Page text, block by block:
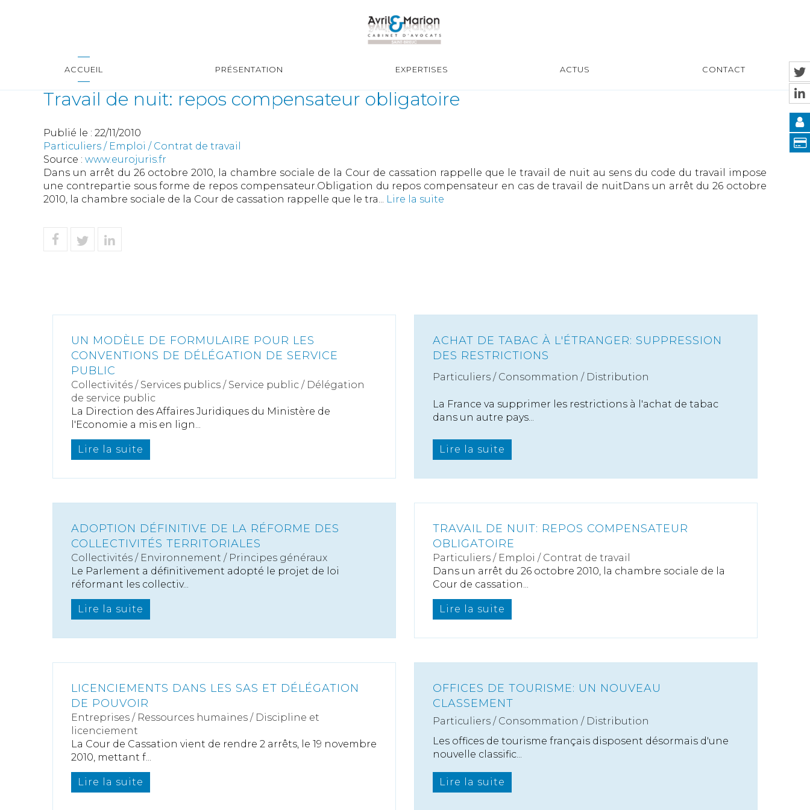
ACCUEIL PRÉSENTATION EXPERTISES ACTUS CONTACT
Travail de nuit: repos compensateur obligatoire
Publié le : 22/11/2010
Particuliers / Emploi / Contrat de travail
Source : www.eurojuris.fr
Dans un arrêt du 26 octobre 2010, la chambre sociale de la Cour de cassation rappelle que le travail de nuit au sens du code du travail impose
une contrepartie sous forme de repos compensateur.Obligation du repos compensateur en cas de travail de nuitDans un arrêt du 26 octobre
2010, la chambre sociale de la Cour de cassation rappelle que le tra... Lire la suite
UN MODÈLE DE FORMULAIRE POUR LES
CONVENTIONS DE DÉLÉGATION DE SERVICE
PUBLIC
Collectivités / Services publics / Service public / Délégation
de service public
La Direction des Affaires Juridiques du Ministère de
l'Economie a mis en lign...
Lire la suite
ACHAT DE TABAC À L'ÉTRANGER: SUPPRESSION
DES RESTRICTIONS
Particuliers / Consommation / Distribution
La France va supprimer les restrictions à l'achat de tabac
dans un autre pays...
Lire la suite
ADOPTION DÉFINITIVE DE LA RÉFORME DES
COLLECTIVITÉS TERRITORIALES
Collectivités / Environnement / Principes généraux
Le Parlement a définitivement adopté le projet de loi
réformant les collectiv...
Lire la suite
TRAVAIL DE NUIT: REPOS COMPENSATEUR
OBLIGATOIRE
Particuliers / Emploi / Contrat de travail
Dans un arrêt du 26 octobre 2010, la chambre sociale de la
Cour de cassation...
Lire la suite
LICENCIEMENTS DANS LES SAS ET DÉLÉGATION
DE POUVOIR
Entreprises / Ressources humaines / Discipline et
licenciement
La Cour de Cassation vient de rendre 2 arrêts, le 19 novembre
2010, mettant f...
Lire la suite
OFFICES DE TOURISME: UN NOUVEAU
CLASSEMENT
Particuliers / Consommation / Distribution
Les offices de tourisme français disposent désormais d'une
nouvelle classific...
Lire la suite